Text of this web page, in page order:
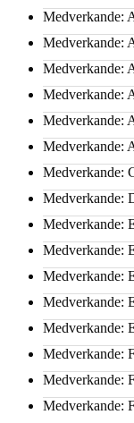
Medverkande:
Medverkande:
Medverkande:
Medverkande:
Medverkande:
Medverkande:
Medverkande:
Medverkande:
Medverkande:
Medverkande:
Medverkande:
Medverkande:
Medverkande:
Medverkande:
Medverkande:
Medverkande: